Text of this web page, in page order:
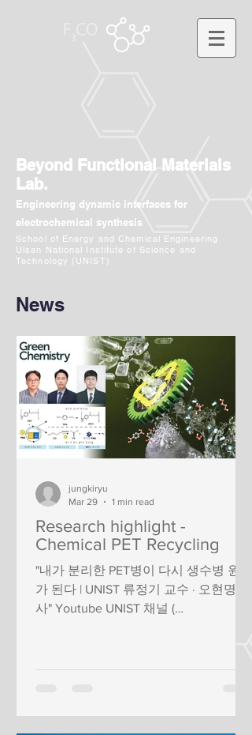
Beyond Functional Materials
Lab.
Engineering dynamic interfaces for
electrochemical synthesis
School of Energy and Chemical Engineering
Ulsan National Institute of Science and
Technology (UNIST)
News
Research highlight -
Chemical PET Recycling
"내가 분리한 PET병이 다시 생수병 원료
가 된다 | UNIST 류정기 교수 · 오현명 박
사" Youtube UNIST 채널 (
jungkiryu
Mar 29
1 min read